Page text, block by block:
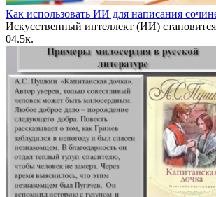
Как использовать ИИ для написания
Искусственный интеллект (ИИ)
04.5к.